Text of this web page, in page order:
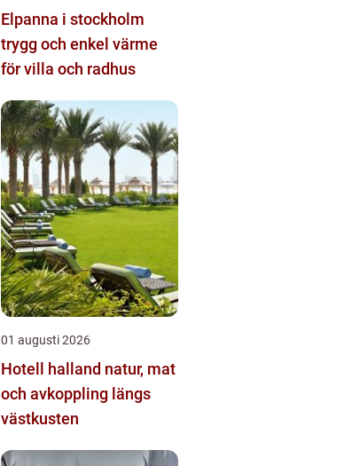
Elpanna i stockholm
trygg och enkel värme
för villa och radhus
01 augusti 2026
Hotell halland natur, mat
och avkoppling längs
västkusten